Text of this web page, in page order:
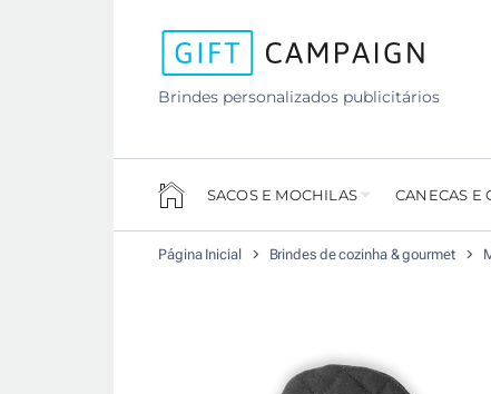
Brindes personalizados publicitários
SACOS E MOCHILAS CANECAS E
Página Inicial Brindes de cozinha & gourmet